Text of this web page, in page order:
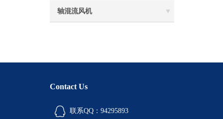
轴混流风机
Contact Us
联系QQ：94295893